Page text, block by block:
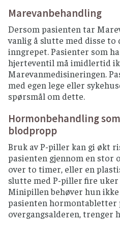
Marevanbehandling
Dersom pasienten tar
vanlig å slutte med disse
inngrepet. Pasienter som
hjerteventil må imidlertid
Marevanmedisineringen.
med egen lege eller
spørsmål om dette.
Hormonbehandling
blodpropp
Bruk av P-piller kan gi økt
pasienten gjennom en stor
over to timer, eller en
slutte med P-piller fire
Minipillen behøver hun
pasienten hormontabletter
overgangsalderen, trenger